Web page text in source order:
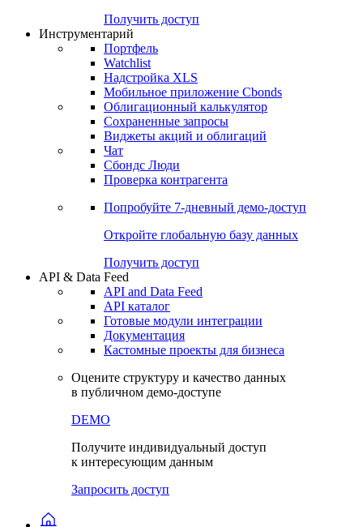
Попробуйте7-дневный
Откройте глобальную базу данных
Получить доступ
Инструментарий
Портфель
Watchlist
Надстройка XLS
Мобильное приложение Cbonds
Облигационный калькулятор
Сохраненные запросы
Чат
Проверка контрагента
Попробуйте7-дневный
Откройте глобальную базу данных
Получить доступ
API & Data Feed
API and Data Feed
Готовые модули интеграции
Документация
в публичном демо-доступе